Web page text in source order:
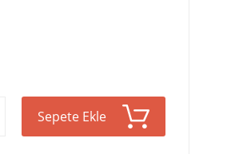
Sepete Ekle